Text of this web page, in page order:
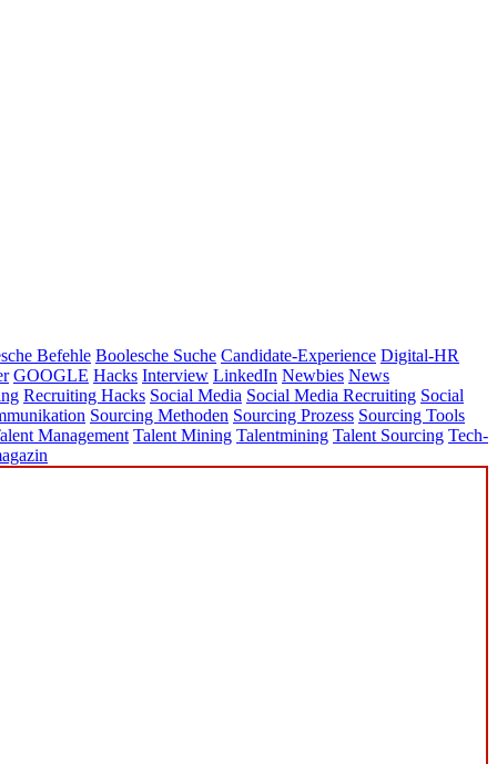
Befehle Boolesche Suche Candidate-Experience Digital-HR
GOOGLE Hacks Interview LinkedIn Newbies News
Recruiting Hacks Social Media Social Media Recruiting Social
Sourcing Methoden Sourcing Prozess Sourcing Tools
Management Talent Mining Talentmining Talent Sourcing Tech-